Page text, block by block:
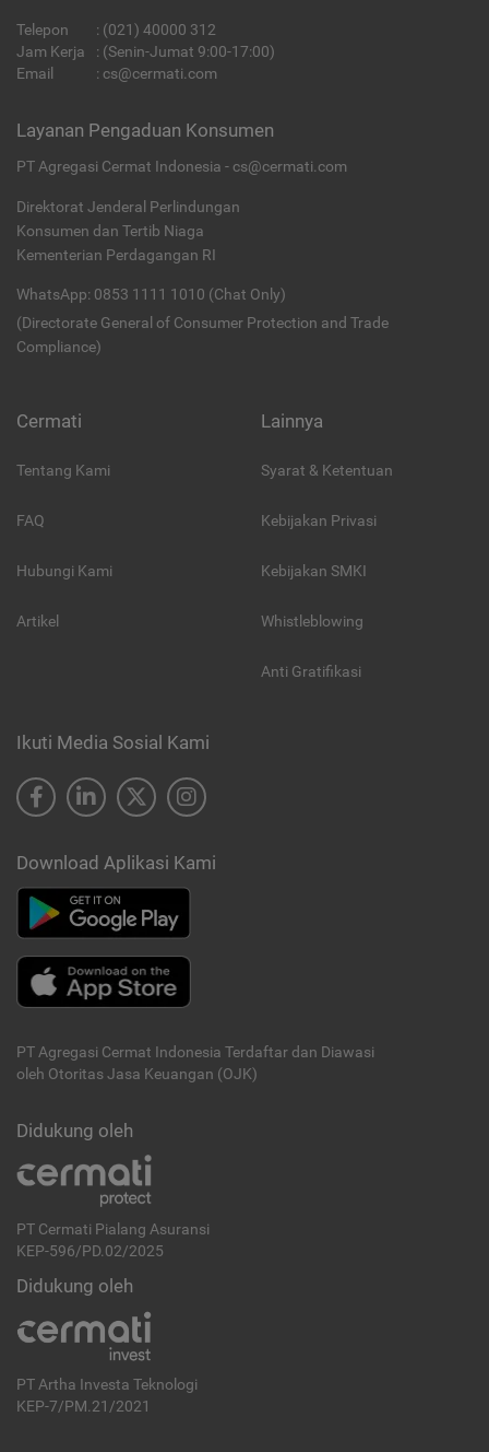
Telepon : (021) 40000 312
Jam Kerja
: (Senin-Jumat 9:00-17:00)
Email
: cs@cermati.com
Layanan Pengaduan Konsumen
PT Agregasi Cermat Indonesia - cs@cermati.com
Direktorat Jenderal Perlindungan
Konsumen dan Tertib Niaga
Kementerian Perdagangan RI
WhatsApp: 0853 1111 1010 (Chat Only)
(Directorate General of Consumer Protection and Trade
Compliance)
Cermati
Tentang Kami
FAQ
Hubungi Kami
Artikel
Lainnya
Syarat & Ketentuan
Kebijakan Privasi
Kebijakan SMKI
Whistleblowing
Anti Gratifikasi
Ikuti Media Sosial Kami
Download Aplikasi Kami
PT Agregasi Cermat Indonesia Terdaftar dan Diawasi
oleh Otoritas Jasa Keuangan (OJK)
Didukung oleh
PT Cermati Pialang Asuransi
KEP-596/PD.02/2025
Didukung oleh
PT Artha Investa Teknologi
KEP-7/PM.21/2021